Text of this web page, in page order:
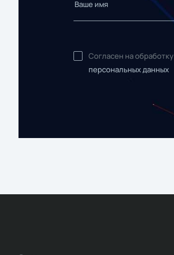
Согласен на обработку
персональных данных